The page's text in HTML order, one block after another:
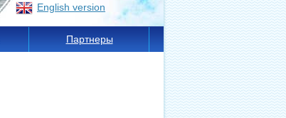
English version
Партнеры